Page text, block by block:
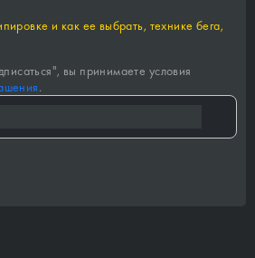
и как ее выбрать, технике бега,
", вы принимаете условия
.